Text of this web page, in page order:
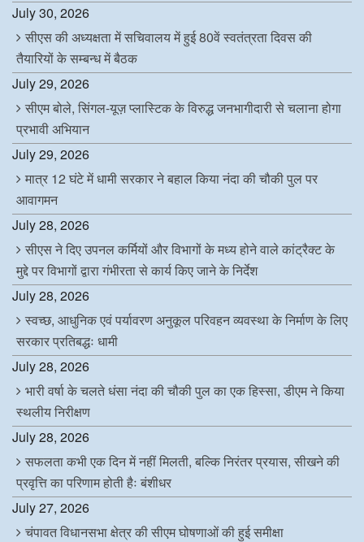
July 30, 2026
सीएस की अध्यक्षता में सचिवालय में हुई 80वें स्वतंत्रता दिवस की
तैयारियों के सम्बन्ध में बैठक
July 29, 2026
सीएम बोले, सिंगल-यूज़ प्लास्टिक के विरुद्ध जनभागीदारी से चलाना होगा
प्रभावी अभियान
July 29, 2026
मात्र 12 घंटे में धामी सरकार ने बहाल किया नंदा की चौकी पुल पर
आवागमन
July 28, 2026
सीएस ने दिए उपनल कर्मियों और विभागों के मध्य होने वाले कांट्रैक्ट के
मुद्दे पर विभागों द्वारा गंभीरता से कार्य किए जाने के निर्देश
July 28, 2026
स्वच्छ, आधुनिक एवं पर्यावरण अनुकूल परिवहन व्यवस्था के निर्माण के लिए
सरकार प्रतिबद्धः धामी
July 28, 2026
भारी वर्षा के चलते धंसा नंदा की चौकी पुल का एक हिस्सा, डीएम ने किया
स्थलीय निरीक्षण
July 28, 2026
सफलता कभी एक दिन में नहीं मिलती, बल्कि निरंतर प्रयास, सीखने की
प्रवृत्ति का परिणाम होती हैः बंशीधर
July 27, 2026
चंपावत विधानसभा क्षेत्र की सीएम घोषणाओं की हुई समीक्षा